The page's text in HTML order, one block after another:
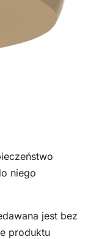
niego
jest bez
produktu